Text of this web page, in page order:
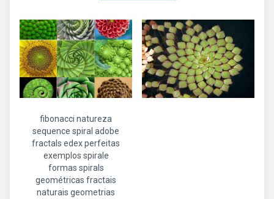
fibonacci natureza
sequence spiral adobe
fractals edex perfeitas
exemplos spirale
formas spirals
geométricas fractais
naturais geometrias